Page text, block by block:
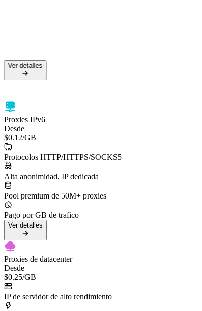
Ver detalles
Proxies IPv6
Desde
$0.12/GB
Protocolos HTTP/HTTPS/SOCKS5
Alta anonimidad, IP dedicada
Pool premium de 50M+ proxies
Pago por GB de trafico
Ver detalles
Proxies de datacenter
Desde
$0.25/GB
IP de servidor de alto rendimiento